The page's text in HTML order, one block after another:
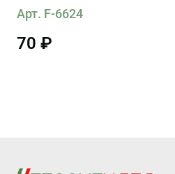
коричневая
Арт. F-6624
70 ₽